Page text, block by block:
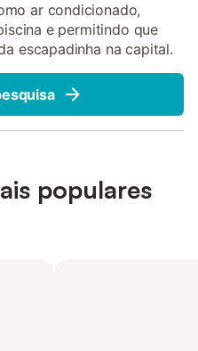
ar condicionado,
e permitindo que
escapadinha na capital.
populares